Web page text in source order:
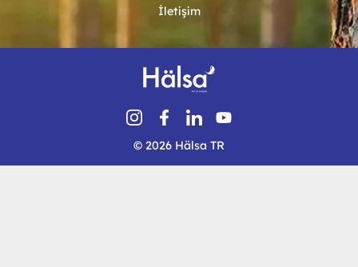
İletişim
© 2026 Hälsa TR